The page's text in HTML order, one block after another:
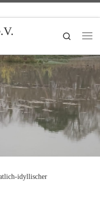
Search
idyllischer